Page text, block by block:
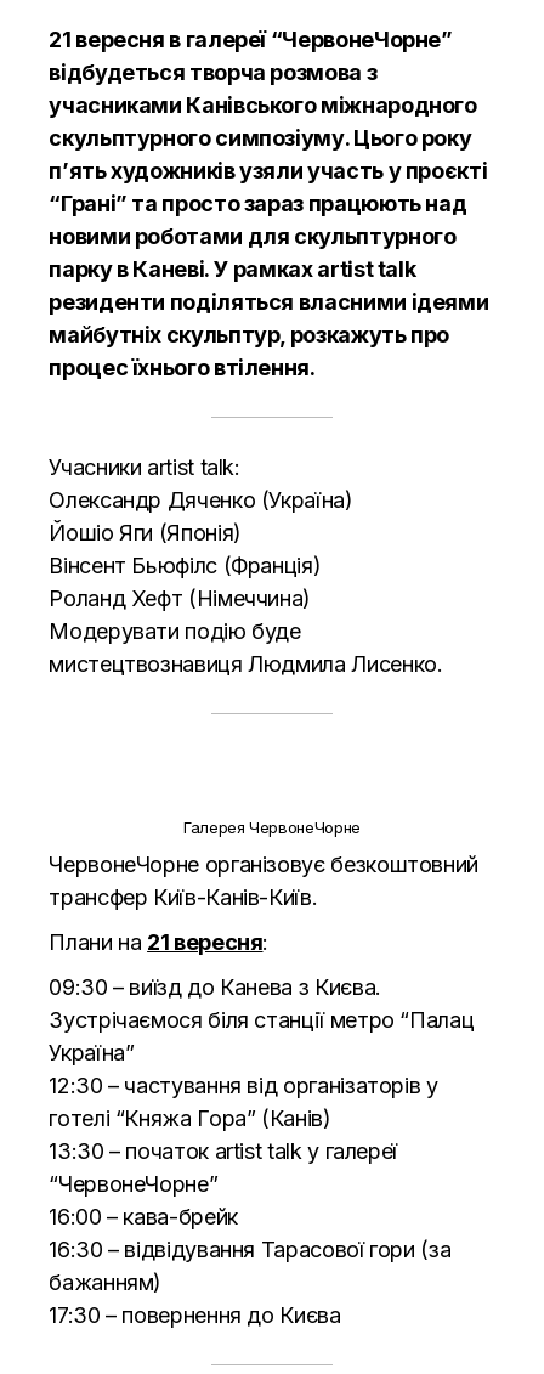
21 вересня в галереї “ЧервонеЧорне”
відбудеться творча розмова з
учасниками Канівського міжнародного
скульптурного симпозіуму. Цього року
п’ять художників узяли участь у проєкті
“Грані” та просто зараз працюють над
новими роботами для скульптурного
парку в Каневі. У рамках artist talk
резиденти поділяться власними ідеями
майбутніх скульптур, розкажуть про
процес їхнього втілення.
Учасники artist talk:
Олександр Дяченко (Україна)
Йошіо Яги (Японія)
Вінсент Бьюфілс (Франція)
Роланд Хефт (Німеччина)
Модерувати подію буде
мистецтвознавиця Людмила Лисенко.
Галерея ЧервонеЧорне
ЧервонеЧорне організовує безкоштовний
трансфер Київ-Канів-Київ.
Плани на 21 вересня:
09:30 – виїзд до Канева з Києва.
Зустрічаємося біля станції метро “Палац
Україна”
12:30 – частування від організаторів у
готелі “Княжа Гора” (Канів)
13:30 – початок artist talk у галереї
“ЧервонеЧорне”
16:00 – кава-брейк
16:30 – відвідування Тарасової гори (за
бажанням)
17:30 – повернення до Києва